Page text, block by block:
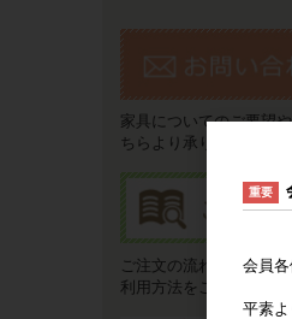
家具についてのご要望
ちらより承ります。
ご注文の流れやお支払い
利用方法をご説明いたし
重要
会員各
平素